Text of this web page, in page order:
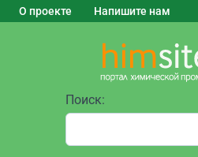
О проекте Напишите нам
Поиск: